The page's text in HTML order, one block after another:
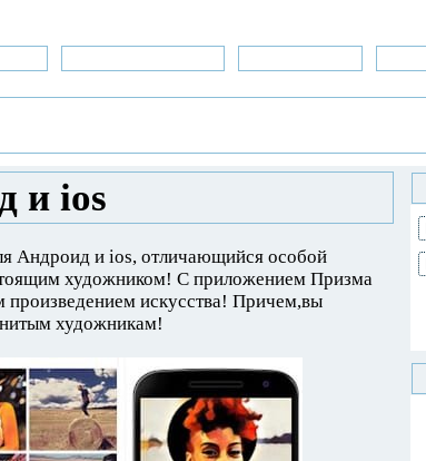
и ios
Андроид и ios, отличающийся особой
художником! С приложением Призма
искусства! Причем,вы
художникам!